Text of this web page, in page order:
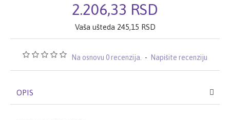
Na osnovu 0 recenzija. - Napišite recenziju
2.206,33 RSD
Vaša ušteda 245,15 RSD
OPIS